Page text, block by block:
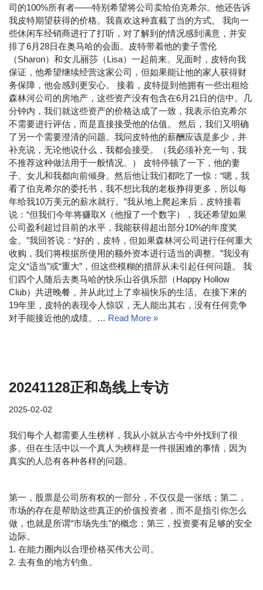
司的100%所有者——特别希望将公司卖给伯克希尔。他还告诉
我皮特期望获得的价格。我喜欢这种直截了当的方式。 我向一
些休闲车经销商进行了打听，对了解到的情况感到满意，并安
排了6月28日在奥马哈的会面。皮特带着他的妻子雪伦
（Sharon）和女儿丽莎（Lisa）一起前来。见面时，皮特向我
保证，他希望继续经营这家公司，但如果能让他的家人获得财
务保障，他会感到更安心。 接着，皮特提到他拥有一些出租给
森林河公司的房地产，这些资产没有包含在6月21日的信中。几
分钟内，我们就这些资产的价格达成了一致，我表示伯克希尔
不需要进行评估，而是直接接受他的估值。 然后，我们又明确
了另一个需要澄清的问题。我问皮特他的薪酬应该是多少，并
补充说，无论他说什么，我都会接受。（我必须补充一句，我
不推荐这种做法用于一般情况。） 皮特停顿了一下，他的妻
子、女儿和我都向前倾身。然后他让我们都吃了一惊：“嗯，我
看了伯克希尔的委托书，我不想比我的老板挣得更多，所以每
年给我10万美元的薪水就行。”我从地上爬起来后，皮特接着
说：“但我们今年将赚取X（他报了一个数字），我还希望如果
公司盈利超过目前的水平，我能获得超出部分10%的年度奖
金。”我回答说：“好的，皮特，但如果森林河公司进行任何重大
收购，我们将根据所使用的额外资本进行适当的调整。”我没有
定义“适当”或“重大”，但这些模糊的措辞从未引起任何问题。 我
们四个人随后去奥马哈的快乐山谷俱乐部（Happy Hollow
Club）共进晚餐，并从此过上了幸福快乐的生活。在接下来的
19年里，皮特的表现令人惊叹，无人能出其右，没有任何竞争
对手能接近他的成绩。… Read More »
20241128正和岛线上专访
2025-02-02
我们每个人都需要人生榜样，我从小就从古今中外找到了很
多。但在生活中以一个真人为榜样是一件很困难的事情，因为
真实的人总有各种各样的问题。
第一，股票是公司所有权的一部分，不仅仅是一张纸；第二，
市场的存在是帮助这些真正的价值投资者，而不是指引你怎么
做，也就是所谓“市场先生”的概念；第三，投资要有足够的安全
边际。
1. 在能力圈内以合理价格买伟大公司。
2. 去有鱼的地方钓鱼。